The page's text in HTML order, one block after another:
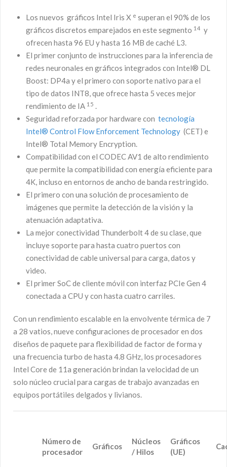
Los nuevos gráficos Intel Iris X e superan el 90% de los
gráficos discretos emparejados en este segmento 14 y
ofrecen hasta 96 EU y hasta 16 MB de caché L3.
El primer conjunto de instrucciones para la inferencia de
redes neuronales en gráficos integrados con Intel® DL
Boost: DP4a y el primero con soporte nativo para el
tipo de datos INT8, que ofrece hasta 5 veces mejor
rendimiento de IA 15 .
Seguridad reforzada por hardware con tecnología
Intel® Control Flow Enforcement Technology(CET) e
Intel® Total Memory Encryption.
Compatibilidad con el CODEC AV1 de alto rendimiento
que permite la compatibilidad con energía eficiente para
4K, incluso en entornos de ancho de banda restringido.
El primero con una solución de procesamiento de
imágenes que permite la detección de la visión y la
atenuación adaptativa.
La mejor conectividad Thunderbolt 4 de su clase, que
incluye soporte para hasta cuatro puertos con
conectividad de cable universal para carga, datos y
video.
El primer SoC de cliente móvil con interfaz PCIe Gen 4
conectada a CPU y con hasta cuatro carriles.
Con un rendimiento escalable en la envolvente térmica de 7
a 28 vatios, nueve configuraciones de procesador en dos
diseños de paquete para flexibilidad de factor de forma y
una frecuencia turbo de hasta 4.8 GHz, los procesadores
Intel Core de 11a generación brindan la velocidad de un
solo núcleo crucial para cargas de trabajo avanzadas en
equipos portátiles delgados y livianos.
Número de
procesador
Gráficos
Núcleos
/ Hilos
Gráficos
(UE)